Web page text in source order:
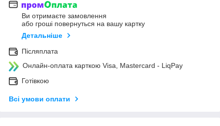
Ви отримаєте замовлення
або гроші повернуться на вашу картку
Детальніше
Післяплата
Онлайн-оплата карткою Visa, Mastercard - LiqPay
Готівкою
Всі умови оплати